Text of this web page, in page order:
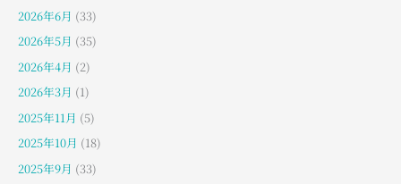
2026年6月 (33)
2026年5月 (35)
2026年4月 (2)
2026年3月 (1)
2025年11月 (5)
2025年10月 (18)
2025年9月 (33)